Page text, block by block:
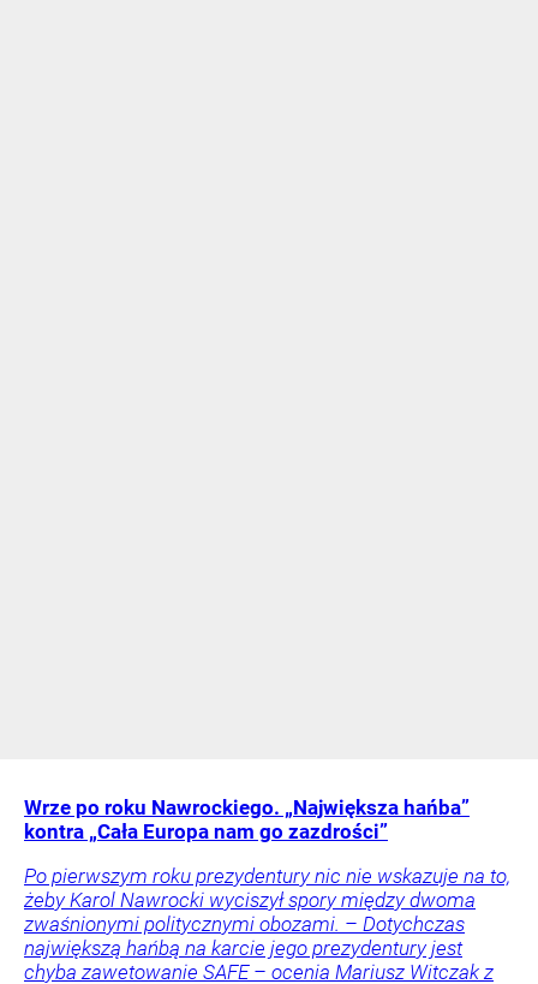
Wrze po roku Nawrockiego. „Największa hańba”
kontra „Cała Europa nam go zazdrości”
Po pierwszym roku prezydentury nic nie wskazuje na to,
żeby Karol Nawrocki wyciszył spory między dwoma
zwaśnionymi politycznymi obozami. – Dotychczas
największą hańbą na karcie jego prezydentury jest
chyba zawetowanie SAFE – ocenia Mariusz Witczak z